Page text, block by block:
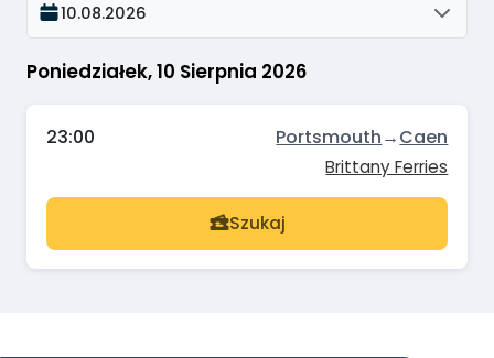
Poniedziałek, 10 Sierpnia 2026
10.08.2026
23:00 Portsmouth→Caen
Brittany Ferries
Szukaj